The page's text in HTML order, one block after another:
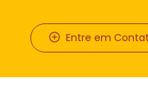
Entre em